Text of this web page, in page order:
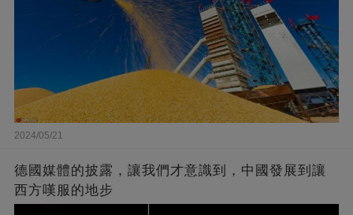
2024/05/21
德國媒體的披露，讓我們才意識到，中國發展到讓
西方嘆服的地步